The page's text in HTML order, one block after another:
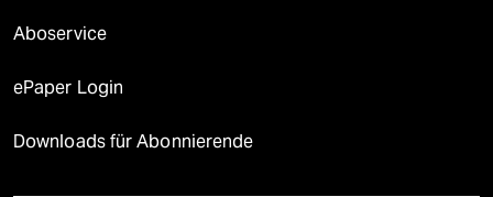
Aboservice
ePaper Login
Downloads für Abonnierende